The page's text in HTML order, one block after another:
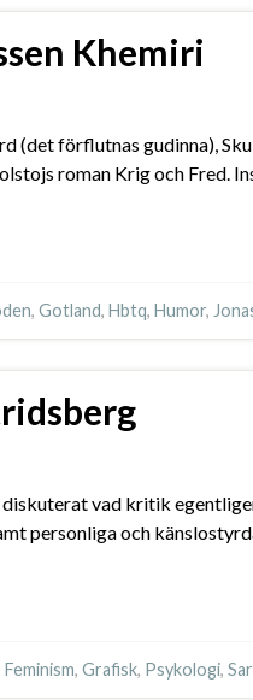
Khemiri
förflutnas gudinna),
roman Krig och
, Gotland, Hbtq, Humor,
vad kritik
personliga och
Feminism, Grafisk, Psykologi,